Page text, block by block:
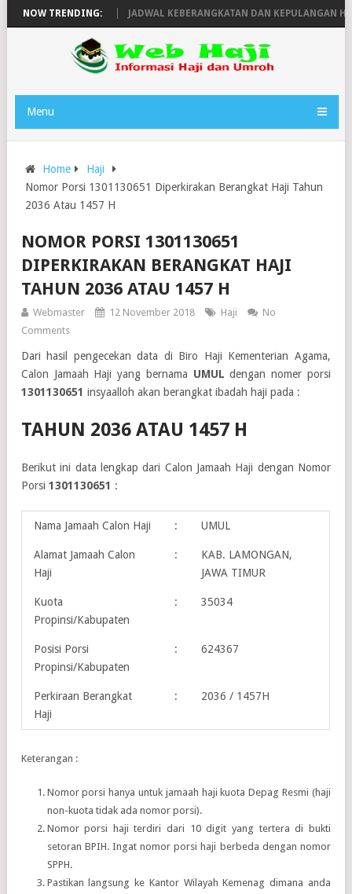
NOW TRENDING:
TAHUN 1446H JADWAL KEBERANGKATAN DAN KEPULANGAN
Menu
Home
Haji
Nomor Porsi 1301130651 Diperkirakan Berangkat Haji Tahun
2036 Atau 1457 H
NOMOR PORSI 1301130651
DIPERKIRAKAN BERANGKAT HAJI
TAHUN 2036 ATAU 1457 H
Webmaster 12 November 2018 Haji
No
Comments
Dari hasil pengecekan data di Biro Haji Kementerian Agama,
Calon Jamaah Haji yang bernama UMUL dengan nomer porsi
1301130651 insyaalloh akan berangkat ibadah haji pada :
TAHUN 2036 ATAU 1457 H
Berikut ini data lengkap dari Calon Jamaah Haji dengan Nomor
Porsi 1301130651 :
Nama Jamaah Calon Haji : UMUL
Alamat Jamaah Calon
Haji
:
KAB. LAMONGAN,
JAWA TIMUR
Kuota
Propinsi/Kabupaten
: 35034
Posisi Porsi
Propinsi/Kabupaten
: 624367
Perkiraan Berangkat
Haji
: 2036 / 1457H
Keterangan :
Nomor porsi hanya untuk jamaah haji kuota Depag Resmi (haji
non-kuota tidak ada nomor porsi).
Nomor porsi haji terdiri dari 10 digit yang tertera di bukti
setoran BPIH. Ingat nomor porsi haji berbeda dengan nomor
SPPH.
Pastikan langsung ke Kantor Wilayah Kemenag dimana anda